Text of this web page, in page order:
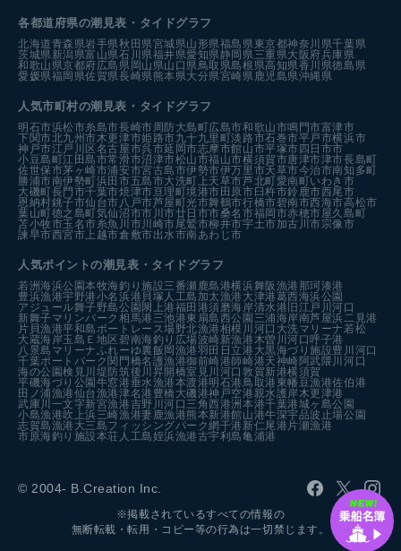
各都道府県の潮見表 ・タイドグラフ
北海道青森県岩手県秋田県宮城県山形県福島県 東京都神奈川県千葉県
茨城県 新潟県富山県石川県福井県愛知県静岡県 三重県大阪府兵庫県
和歌山県京都府広島県 岡山県山口県 鳥取県島根県高知県香川県徳島県
愛媛県福岡県佐賀県長崎県 熊本県大分県宮崎県 鹿児島県沖縄県
人気市町村の潮見表・タイドグラフ
明石市浜松市糸島市長崎市 周防大島町広島市和歌山市鳴門市富津市
下関市北九州市木更津市姫路市九十九里町淡路市石巻市平戸市横浜市
神戸市江戸川区名古屋市呉市延岡市志摩市館山市平塚市四日市市
小豆島町江田島市常滑市沼津市松山市福山市横須賀市唐津市津市長島町
佐世保市茅ヶ崎市浦安市宮古島市伊勢市伊万里市天草市今治市南知多町
勝浦市南伊勢町浜田市五島市大洗町 上天草市芦北町愛南町いわき市
大磯町長門市千葉市焼津市亘理町境港市田原市臼杵市鈴鹿市西尾市
恩納村銚子市仙台市 八戸市芦屋町光市舞鶴市行橋市碧南市西海市高松市
葉山町徳之島町気仙沼市市川市廿日市市桑名市福岡市赤穂市屋久島町
苫小牧市玉名市糸魚川市 川崎市尾鷲市柳井市宇土市加古川市宗像市
諫早市西宮市 上越市倉敷市出水市南あわじ市
人気ポイントの潮見表・タイドグラフ
若洲海浜公園本牧海釣り施設三番瀬 鹿島港横浜舞阪漁港 那珂湊港
豊浜漁港宇野港小名浜港 貝塚人工島 加太漁港 大津港葛西海浜公園
アジュール舞子野島公園閖上港福田港須磨海岸清水港 旧江戸川河口
新舞子マリンパーク 相馬港 三池港東扇島西公園 三浦海岸南芦屋浜 二見港
片貝漁港平和島ボートレース場野北漁港相模川河口 大洗マリーナ 若松
大蔵海岸玉島Ｅ地区碧南海釣り広場波崎新漁港 木曽川河口呼子港
八景島マリーナふれーゆ裏飯岡漁港羽田 日立港 大黒海づり施設豊川河口
千葉ポートパーク関門橋名護漁港御前崎港師崎港天神崎阿武隈川河口
海の公園検見川堤防筑後川昇開橋室見川河口敦賀新港横須賀
平磯海づり公園牛窓港垂水漁港本渡港明石港 鳥取港 東幡豆漁港佐伯港
田ノ浦漁港仙台漁港津名港 豊橋 大磯港神戸空港親水護岸 木更津港
武庫川一文字新宮漁港吉野川河口 三角西港洲本港千葉港城ヶ島公園
小島漁港吹上浜三崎漁港妻鹿漁港熊本新港館山港牛深宇品波止場公園
志賀島漁港 大三島フィッシングパーク網干港 新仁尾港 片瀬漁港
市原海釣り施設本荘人工島姪浜漁港古宇利島亀浦港
© 2004- B.Creation Inc.
※掲載されているすべての情報の
無断転載・転用・コピー等の行為は一切禁じます。